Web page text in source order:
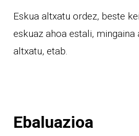
Eskua altxatu ordez, beste
eskuaz ahoa estali, mingaina
altxatu, etab.
Ebaluazioa